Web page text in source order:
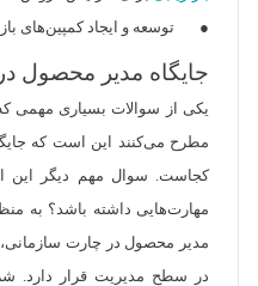
● توسعه و ایجاد کمپین‌های
جایگاه مدیر محصول
یکی از سوالات بسیاری مهمی
مطرح می‌کنند این است که
کجاست. سوال مهم دیگر این
مهارت‌هایی داشته باشد؟ به
مدیر محصول در چارت